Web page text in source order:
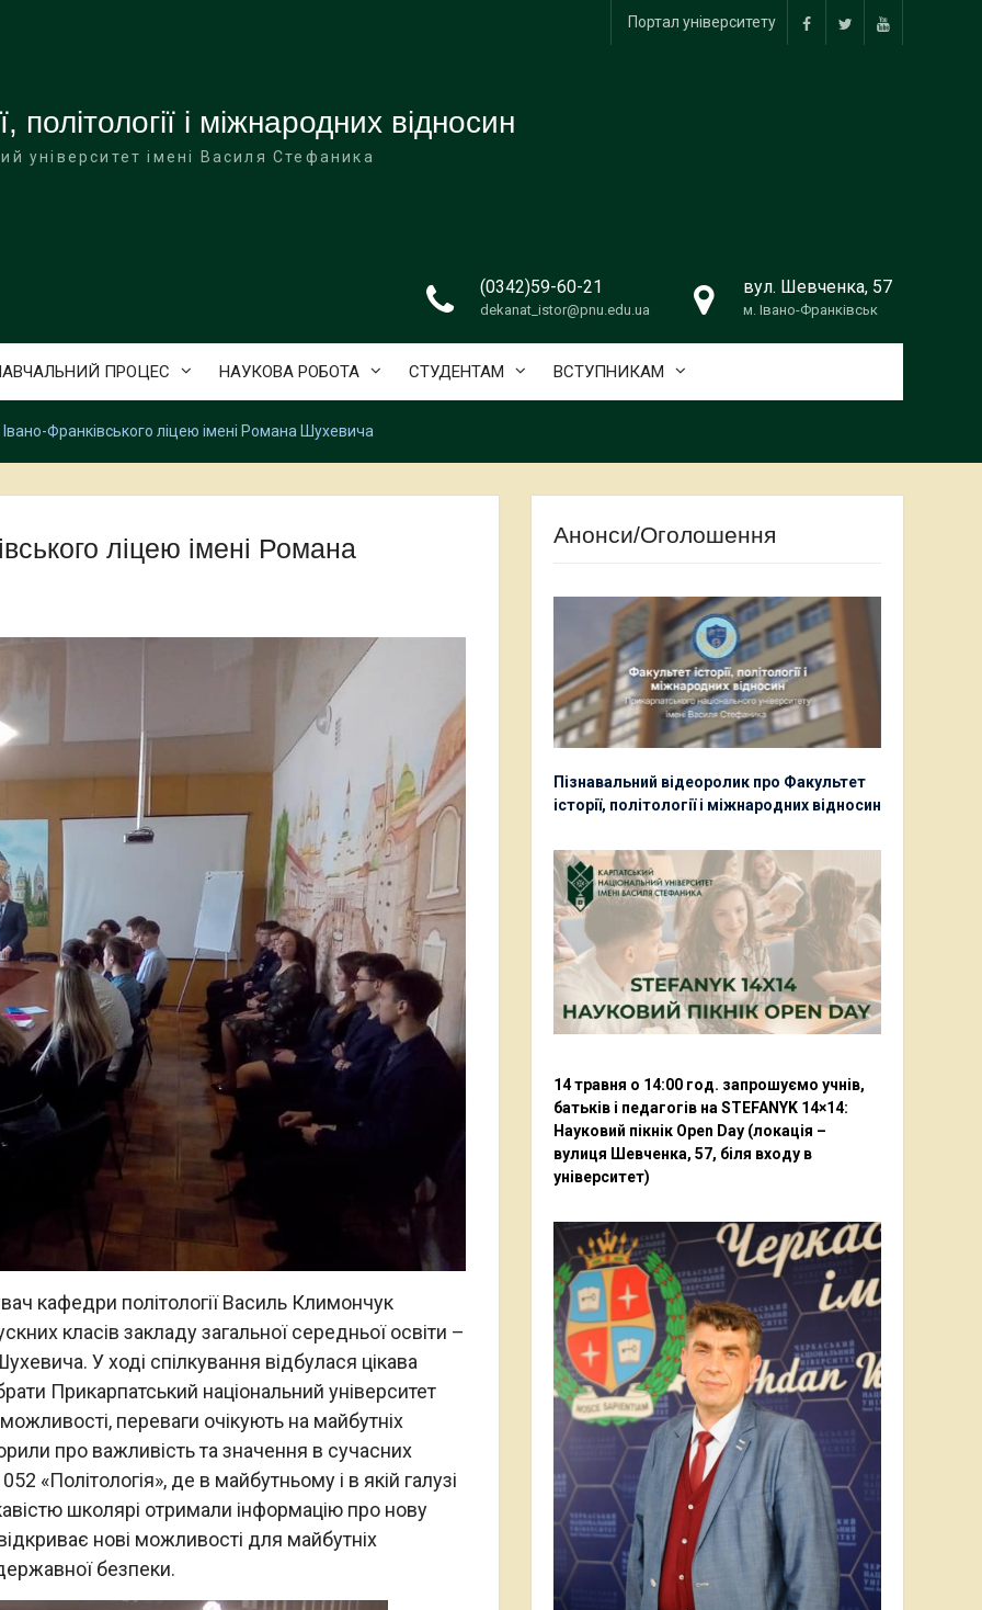
facebooktwitter youtube
Портал університету
політології і міжнародних відносин
університет імені Василя Стефаника
(0342)59-60-21
dekanat_istor@pnu.edu.ua
вул. Шевченка, 57
м. Івано-Франківськ
ПРОЦЕС НАУКОВА РОБОТА СТУДЕНТАМ ВСТУПНИКАМ
Івано-Франківського ліцею імені Романа Шухевича
ліцею імені Романа
кафедри політології Василь Климончук
класів закладу загальної середньої освіти –
У ході спілкування відбулася цікава
Прикарпатський національний університет
переваги очікують на майбутніх
про важливість та значення в сучасних
«Політологія», де в майбутньому і в якій галузі
школярі отримали інформацію про нову
нові можливості для майбутніх
безпеки.
Анонси/Оголошення
Пізнавальний відеоролик про Факультет
історії, політології і міжнародних відносин
14 травня о 14:00 год. запрошуємо учнів,
батьків і педагогів на STEFANYK 14×14:
Науковий пікнік Open Day (локація –
вулиця Шевченка, 57, біля входу в
університет)